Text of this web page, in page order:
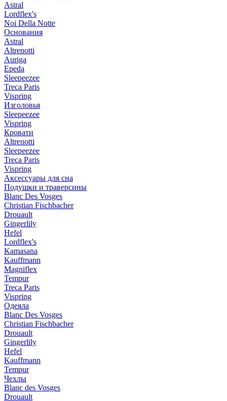
Astral
Lordflex's
Noi Della Notte
Основания
Astral
Altrenotti
Auriga
Epeda
Sleepeezee
Treca Paris
Vispring
Изголовья
Sleepeezee
Vispring
Кровати
Altrenotti
Sleepeezee
Treca Paris
Vispring
Аксессуары для сна
Подушки и траверсины
Blanc Des Vosges
Christian Fischbacher
Drouault
Gingerlily
Hefel
Lordflex's
Kamasana
Kauffmann
Magniflex
Tempur
Treca Paris
Vispring
Одеяла
Blanc Des Vosges
Christian Fischbacher
Drouault
Gingerlily
Hefel
Kauffmann
Tempur
Чехлы
Blanc des Vosges
Drouault